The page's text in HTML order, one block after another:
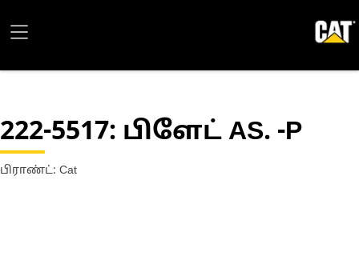
222-5517: பிளேட் AS. -P
பிராண்ட்: Cat